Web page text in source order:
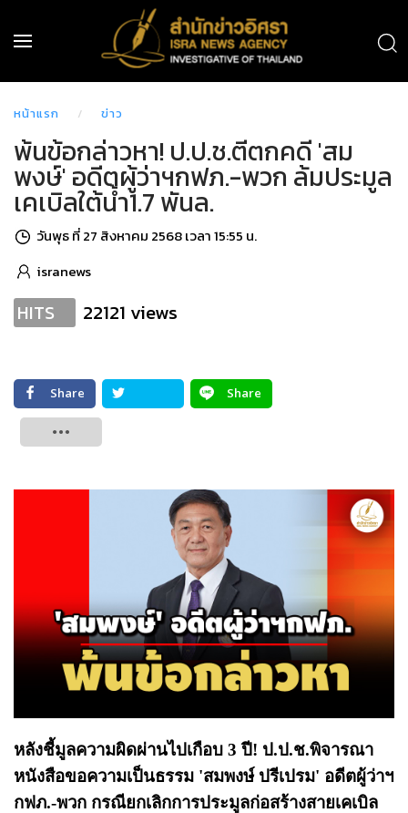
หน้าแรก ข่าว
พ้นข้อกล่าวหา! ป.ป.ช.ตีตกคดี 'สม
พงษ์' อดีตผู้ว่าฯกฟภ.-พวก ล้มประมูล
เคเบิลใต้น้ำ1.7 พันล.
วันพุธ ที่ 27 สิงหาคม 2568 เวลา 15:55 น.
isranews
HITS 22121 views
Share
Share
หลังชี้มูลความผิดผ่านไปเกือบ 3 ปี! ป.ป.ช.พิจารณา
หนังสือขอความเป็นธรรม 'สมพงษ์ ปรีเปรม' อดีตผู้ว่าฯ
กฟภ.-พวก กรณียกเลิกการประมูลก่อสร้างสายเคเบิล